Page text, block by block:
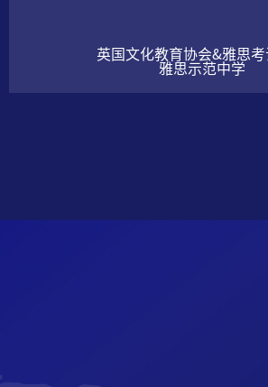
英国文化教育协会&雅思
雅思示范中学